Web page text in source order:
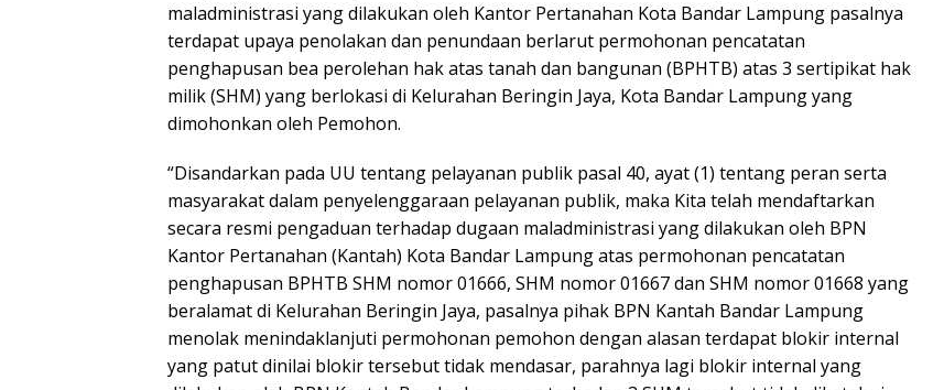
maladministrasi yang dilakukan oleh Kantor Pertanahan Kota Bandar Lampung pasalnya
terdapat upaya penolakan dan penundaan berlarut permohonan pencatatan
penghapusan bea perolehan hak atas tanah dan bangunan (BPHTB) atas 3 sertipikat hak
milik (SHM) yang berlokasi di Kelurahan Beringin Jaya, Kota Bandar Lampung yang
dimohonkan oleh Pemohon.
“Disandarkan pada UU tentang pelayanan publik pasal 40, ayat (1) tentang peran serta
masyarakat dalam penyelenggaraan pelayanan publik, maka Kita telah mendaftarkan
secara resmi pengaduan terhadap dugaan maladministrasi yang dilakukan oleh BPN
Kantor Pertanahan (Kantah) Kota Bandar Lampung atas permohonan pencatatan
penghapusan BPHTB SHM nomor 01666, SHM nomor 01667 dan SHM nomor 01668 yang
beralamat di Kelurahan Beringin Jaya, pasalnya pihak BPN Kantah Bandar Lampung
menolak menindaklanjuti permohonan pemohon dengan alasan terdapat blokir internal
yang patut dinilai blokir tersebut tidak mendasar, parahnya lagi blokir internal yang